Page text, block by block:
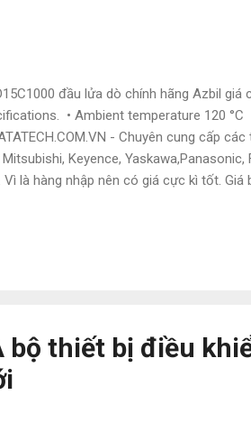
đầu lửa dò chính hãng Azbil
• Ambient temperature 120 °C
- Chuyên cung cấp
Keyence,
Vì là hàng nhập nên có giá cực kì tốt.
toán 100% - Hàng đặt : + Thanh
bộ thiết bị điều